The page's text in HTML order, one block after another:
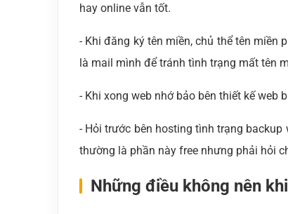
hay online vẫn tốt.
- Khi đăng ký tên miền, chủ thể tên miền
là mail mình để tránh tình trạng mất tên
- Khi xong web nhớ bảo bên thiết kế web
- Hỏi trước bên hosting tình trạng
thường là phần này free nhưng phải hỏi
Những điều không nên